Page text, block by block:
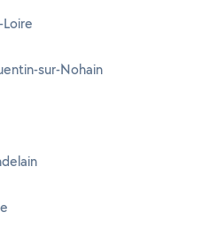
sur-Nohain